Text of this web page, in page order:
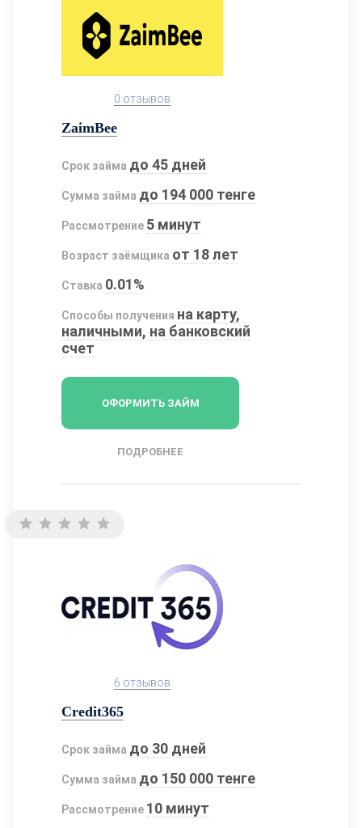
0 отзывов
ZaimBee
Срок займа до 45 дней
Сумма займа до 194 000 тенге
Рассмотрение 5 минут
Возраст заёмщика от 18 лет
Ставка 0.01%
Способы получения на карту,
наличными, на банковский
счет
ОФОРМИТЬ ЗАЙМ
ПОДРОБНЕЕ
6 отзывов
Credit365
Срок займа до 30 дней
Сумма займа до 150 000 тенге
Рассмотрение 10 минут